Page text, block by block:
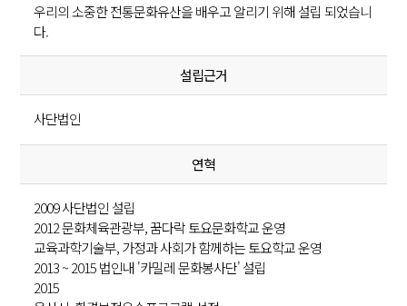
우리의 소중한 전통문화유산을 배우고 알리기 위해 설립 되었습니
다.
설립근거
사단법인
연혁
2009 사단법인 설립
2012 문화체육관광부, 꿈다락 토요문화학교 운영
교육과학기술부, 가정과 사회가 함께하는 토요학교 운영
2013 ~ 2015 법인내 '카밀레 문화봉사단' 설립
2015